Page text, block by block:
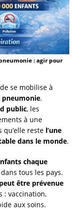
: agir pour
se mobilise à
pneumonie.
public, les
à une
reste l’une
dans le monde.
chaque
dans tous les pays.
être prévenue
: vaccination,
aux soins.